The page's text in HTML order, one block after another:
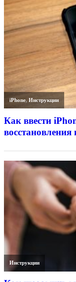
iPhone,Инструкции
Как ввести
Инструкции